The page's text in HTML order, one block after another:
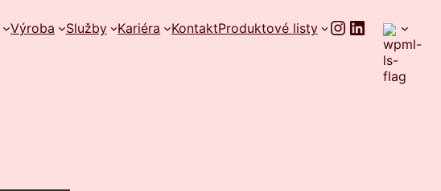
Výroba Služby Kariéra KontaktProduktové listy Instagram
LinkedIn